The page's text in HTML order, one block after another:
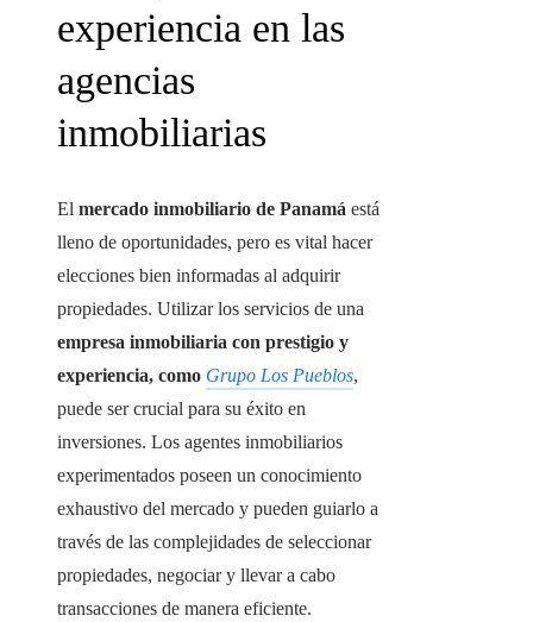
experiencia en las
agencias
inmobiliarias
El mercado inmobiliario de Panamá está
lleno de oportunidades, pero es vital hacer
elecciones bien informadas al adquirir
propiedades. Utilizar los servicios de una
empresa inmobiliaria con prestigio y
experiencia, como Grupo Los Pueblos,
puede ser crucial para su éxito en
inversiones. Los agentes inmobiliarios
experimentados poseen un conocimiento
exhaustivo del mercado y pueden guiarlo a
través de las complejidades de seleccionar
propiedades, negociar y llevar a cabo
transacciones de manera eficiente.